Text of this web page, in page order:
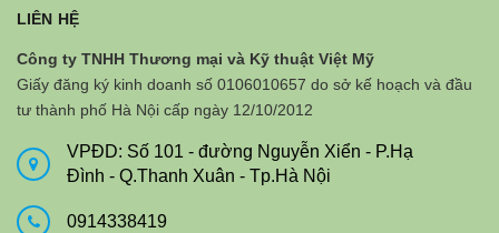
LIÊN HỆ
Công ty TNHH Thương mại và Kỹ thuật Việt Mỹ
Giấy đăng ký kinh doanh số 0106010657 do sở kế hoạch và đầu
tư thành phố Hà Nội cấp ngày 12/10/2012
VPĐD: Số 101 - đường Nguyễn Xiển - P.Hạ
Đình - Q.Thanh Xuân - Tp.Hà Nội
0914338419